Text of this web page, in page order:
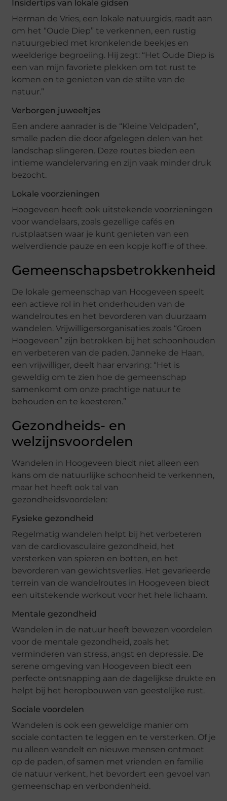
Insidertips van lokale gidsen
Herman de Vries, een lokale natuurgids, raadt aan
om het “Oude Diep” te verkennen, een rustig
natuurgebied met kronkelende beekjes en
weelderige begroeiing. Hij zegt: “Het Oude Diep is
een van mijn favoriete plekken om tot rust te
komen en te genieten van de stilte van de
natuur.”
Verborgen juweeltjes
Een andere aanrader is de “Kleine Veldpaden”,
smalle paden die door afgelegen delen van het
landschap slingeren. Deze routes bieden een
intieme wandelervaring en zijn vaak minder druk
bezocht.
Lokale voorzieningen
Hoogeveen heeft ook uitstekende voorzieningen
voor wandelaars, zoals gezellige cafés en
rustplaatsen waar je kunt genieten van een
welverdiende pauze en een kopje koffie of thee.
Gemeenschapsbetrokkenheid
De lokale gemeenschap van Hoogeveen speelt
een actieve rol in het onderhouden van de
wandelroutes en het bevorderen van duurzaam
wandelen. Vrijwilligersorganisaties zoals “Groen
Hoogeveen” zijn betrokken bij het schoonhouden
en verbeteren van de paden. Janneke de Haan,
een vrijwilliger, deelt haar ervaring: “Het is
geweldig om te zien hoe de gemeenschap
samenkomt om onze prachtige natuur te
behouden en te koesteren.”
Gezondheids- en
welzijnsvoordelen
Wandelen in Hoogeveen biedt niet alleen een
kans om de natuurlijke schoonheid te verkennen,
maar het heeft ook tal van
gezondheidsvoordelen:
Fysieke gezondheid
Regelmatig wandelen helpt bij het verbeteren
van de cardiovasculaire gezondheid, het
versterken van spieren en botten, en het
bevorderen van gewichtsverlies. Het gevarieerde
terrein van de wandelroutes in Hoogeveen biedt
een uitstekende workout voor het hele lichaam.
Mentale gezondheid
Wandelen in de natuur heeft bewezen voordelen
voor de mentale gezondheid, zoals het
verminderen van stress, angst en depressie. De
serene omgeving van Hoogeveen biedt een
perfecte ontsnapping aan de dagelijkse drukte en
helpt bij het heropbouwen van geestelijke rust.
Sociale voordelen
Wandelen is ook een geweldige manier om
sociale contacten te leggen en te versterken. Of je
nu alleen wandelt en nieuwe mensen ontmoet
op de paden, of samen met vrienden en familie
de natuur verkent, het bevordert een gevoel van
gemeenschap en verbondenheid.